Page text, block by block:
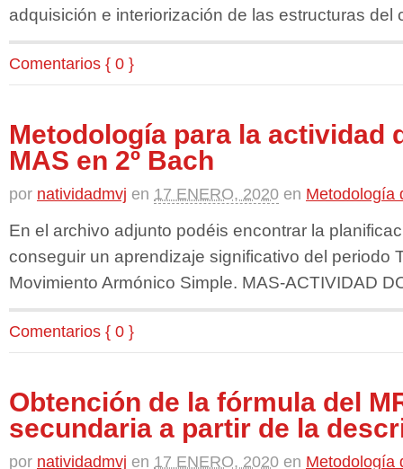
adquisición e interiorización de las estructuras
Comentarios { 0 }
Metodología para la actividad
MAS en 2º Bach
por natividadmvj en 17 ENERO, 2020 en Metodología
En el archivo adjunto podéis encontrar la
conseguir un aprendizaje significativo del periodo
Movimiento Armónico Simple. MAS-ACTIVIDAD
Comentarios { 0 }
Obtención de la fórmula del
secundaria a partir de la
por natividadmvj en 17 ENERO, 2020 en Metodología